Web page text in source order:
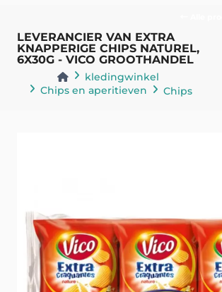
LEVERANCIER VAN EXTRA
KNAPPERIGE CHIPS NATUREL,
6X30G - VICO GROOTHANDEL
kledingwinkel
Chips en aperitieven
Chips
Alle